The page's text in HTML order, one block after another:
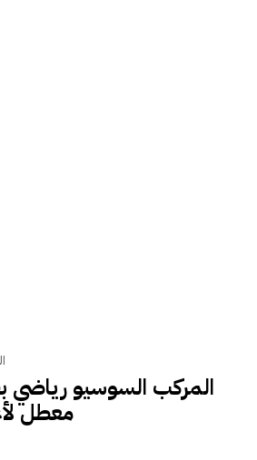
المركب السوسيو
معطل